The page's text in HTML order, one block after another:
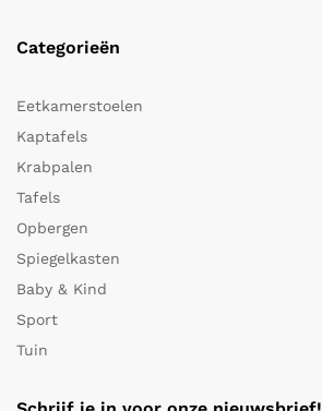
Categorieën
Eetkamerstoelen
Kaptafels
Krabpalen
Tafels
Opbergen
Spiegelkasten
Baby & Kind
Sport
Tuin